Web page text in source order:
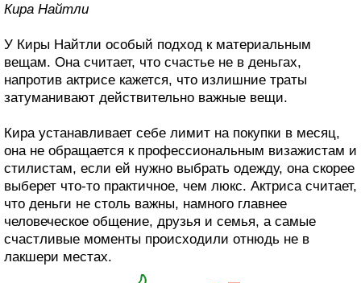
Кира Найтли
У Киры Найтли особый подход к материальным
вещам. Она считает, что счастье не в деньгах,
напротив актрисе кажется, что излишние траты
затуманивают действительно важные вещи.
Кира устанавливает себе лимит на покупки в месяц,
она не обращается к профессиональным визажистам и
стилистам, если ей нужно выбрать одежду, она скорее
выберет что-то практичное, чем люкс. Актриса считает,
что деньги не столь важны, намного главнее
человеческое общение, друзья и семья, а самые
счастливые моменты происходили отнюдь не в
лакшери местах.